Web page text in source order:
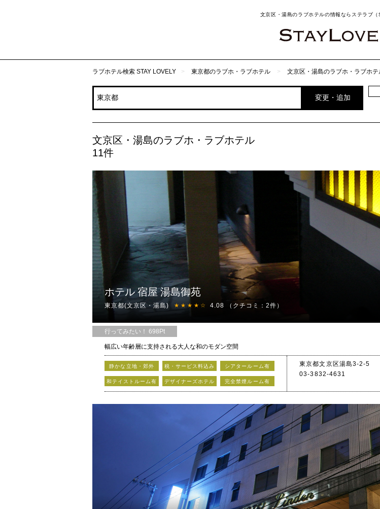
文京区・湯島のラブホテルの情報ならステラブ（
ラブホテル検索 STAY LOVELY 東京都のラブホ・ラブホテル 文京区・湯島のラブホ・ラブホテ
変更・追加
文京区・湯島のラブホ・ラブホテル
11件
ホテル 宿屋 湯島御苑
東京都(文京区・湯島) ★★★★☆ 4.08 （クチコミ：2件）
行ってみたい！ 698Pt
幅広い年齢層に支持される大人な和のモダン空間
静かな立地・郊外 税・サービス料込み シアタールーム有
和テイストルーム有 デザイナーズホテル 完全禁煙ルーム有
東京都文京区湯島3-2-5
03-3832-4631